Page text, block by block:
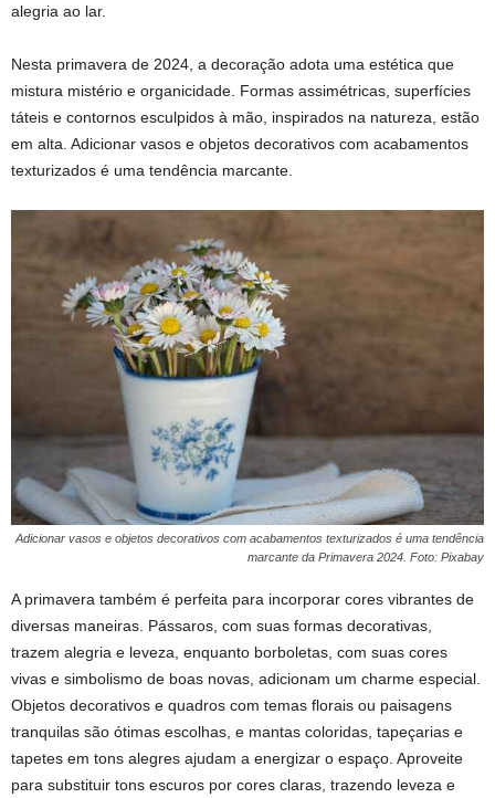
alegria ao lar.
Nesta primavera de 2024, a decoração adota uma estética que
mistura mistério e organicidade. Formas assimétricas, superfícies
táteis e contornos esculpidos à mão, inspirados na natureza, estão
em alta. Adicionar vasos e objetos decorativos com acabamentos
texturizados é uma tendência marcante.
Adicionar vasos e objetos decorativos com acabamentos texturizados é uma tendência
marcante da Primavera 2024. Foto: Pixabay
A primavera também é perfeita para incorporar cores vibrantes de
diversas maneiras. Pássaros, com suas formas decorativas,
trazem alegria e leveza, enquanto borboletas, com suas cores
vivas e simbolismo de boas novas, adicionam um charme especial.
Objetos decorativos e quadros com temas florais ou paisagens
tranquilas são ótimas escolhas, e mantas coloridas, tapeçarias e
tapetes em tons alegres ajudam a energizar o espaço. Aproveite
para substituir tons escuros por cores claras, trazendo leveza e